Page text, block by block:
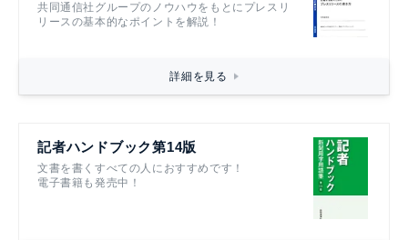
共同通信社グループのノウハウをもとにプレスリ
リースの基本的なポイントを解説！
詳細を見る
記者ハンドブック第14版
文書を書くすべての人におすすめです！
電子書籍も発売中！